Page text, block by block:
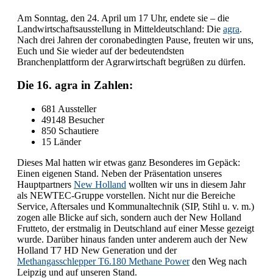
Am Sonntag, den 24. April um 17 Uhr, endete sie – die
Landwirtschaftsausstellung in Mitteldeutschland: Die agra.
Nach drei Jahren der coronabedingten Pause, freuten wir uns,
Euch und Sie wieder auf der bedeutendsten
Branchenplattform der Agrarwirtschaft begrüßen zu dürfen.
Die 16. agra in Zahlen:
681 Aussteller
49148 Besucher
850 Schautiere
15 Länder
Dieses Mal hatten wir etwas ganz Besonderes im Gepäck:
Einen eigenen Stand. Neben der Präsentation unseres
Hauptpartners New Holland wollten wir uns in diesem Jahr
als NEWTEC-Gruppe vorstellen. Nicht nur die Bereiche
Service, Aftersales und Kommunaltechnik (SIP, Stihl u. v. m.)
zogen alle Blicke auf sich, sondern auch der New Holland
Frutteto, der erstmalig in Deutschland auf einer Messe gezeigt
wurde. Darüber hinaus fanden unter anderem auch der New
Holland T7 HD New Generation und der
Methangasschlepper T6.180 Methane Powerden Weg nach
Leipzig und auf unseren Stand.